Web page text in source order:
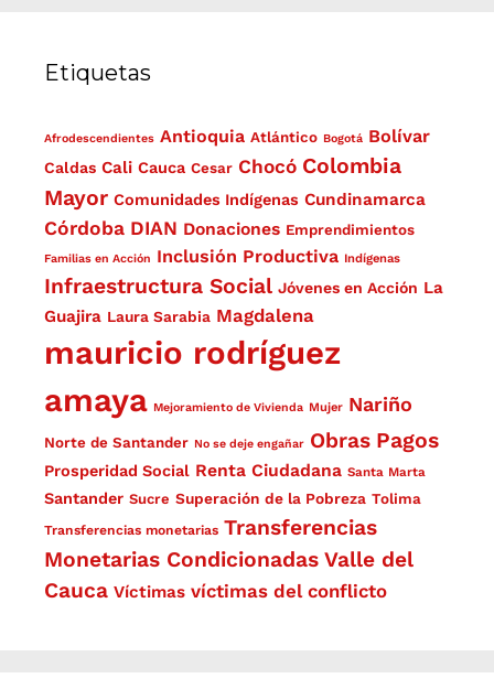
Etiquetas
Afrodescendientes Antioquia Atlántico Bogotá Bolívar
Caldas Cali Cauca Cesar Chocó Colombia
Mayor Comunidades Indígenas Cundinamarca
Córdoba DIAN Donaciones Emprendimientos
Familias en Acción Inclusión Productiva Indígenas
Infraestructura Social Jóvenes en Acción La
Guajira Laura Sarabia Magdalena
mauricio rodríguez
amaya Mejoramiento de Vivienda Mujer Nariño
Norte de Santander No se deje engañar Obras Pagos
Prosperidad Social Renta Ciudadana Santa Marta
Santander Sucre Superación de la Pobreza Tolima
Transferencias monetarias Transferencias
Monetarias Condicionadas Valle del
Cauca Víctimas víctimas del conflicto